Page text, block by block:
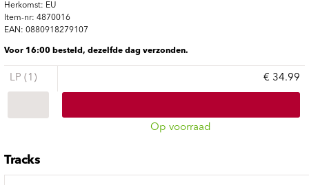
Herkomst: EU
Item-nr: 4870016
EAN: 0880918279107
Voor 16:00 besteld, dezelfde dag verzonden.
LP (1) € 34.99
Op voorraad
Tracks